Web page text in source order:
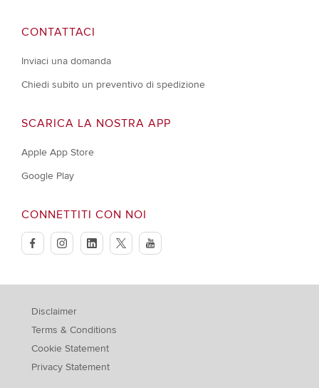
CONTATTACI
Inviaci una domanda
Chiedi subito un preventivo di spedizione
SCARICA LA NOSTRA APP
Apple App Store
Google Play
CONNETTITI CON NOI
facebookinstagramlinkedintwitteryoutube
Disclaimer
Terms & Conditions
Cookie Statement
Privacy Statement